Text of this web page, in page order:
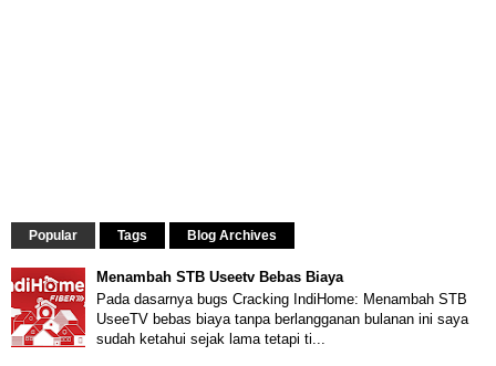
Popular Tags Blog Archives
Menambah STB Useetv Bebas Biaya
Pada dasarnya bugs Cracking IndiHome: Menambah STB
UseeTV bebas biaya tanpa berlangganan bulanan ini saya
sudah ketahui sejak lama tetapi ti...